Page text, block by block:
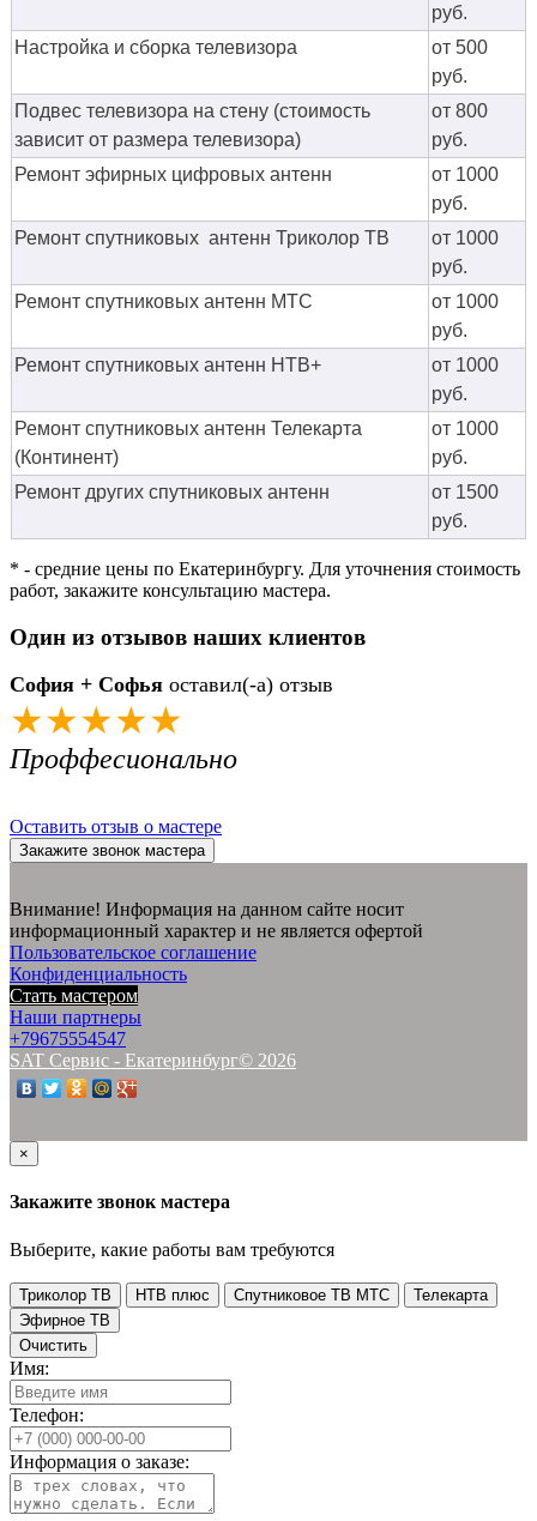
руб.
Настройка и сборка телевизора
от 500
руб.
Подвес телевизора на стену (стоимость
зависит от размера телевизора)
от 800
руб.
Ремонт эфирных цифровых антенн
от 1000
руб.
Ремонт спутниковых антенн Триколор ТВ
от 1000
руб.
Ремонт спутниковых антенн МТС
от 1000
руб.
Ремонт спутниковых антенн НТВ+
от 1000
руб.
Ремонт спутниковых антенн Телекарта
(Континент)
от 1000
руб.
Ремонт других спутниковых антенн
от 1500
руб.
* - средние цены по Екатеринбургу. Для уточнения стоимость
работ, закажите консультацию мастера.
Один из отзывов наших клиентов
София + Софья оставил(-а) отзыв
★★★★★
Проффесионально
Оставить отзыв о мастере
Закажите звонок мастера
Внимание! Информация на данном сайте носит
информационный характер и не является офертой
Пользовательское соглашение
Конфиденциальность
Стать мастером
Наши партнеры
+79675554547
SAT Сервис - Екатеринбург© 2026
×
Закажите звонок мастера
Выберите, какие работы вам требуются
Триколор ТВ НТВ плюс Спутниковое ТВ МТС
Телекарта
Эфирное ТВ
Очистить
Имя:
Телефон:
Информация о заказе: